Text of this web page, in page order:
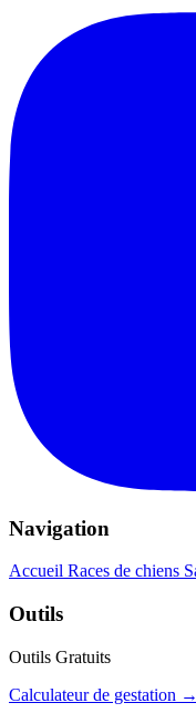
Navigation
Accueil Races de chiens
Outils
Outils Gratuits
Calculateur de gestation →